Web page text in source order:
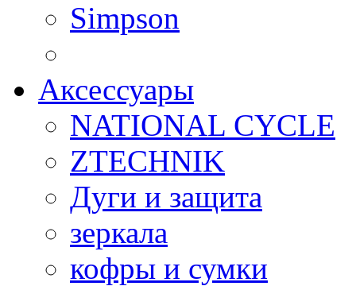
Simpson
Аксессуары
NATIONAL CYCLE
ZTECHNIK
Дуги и защита
зеркала
кофры и сумки